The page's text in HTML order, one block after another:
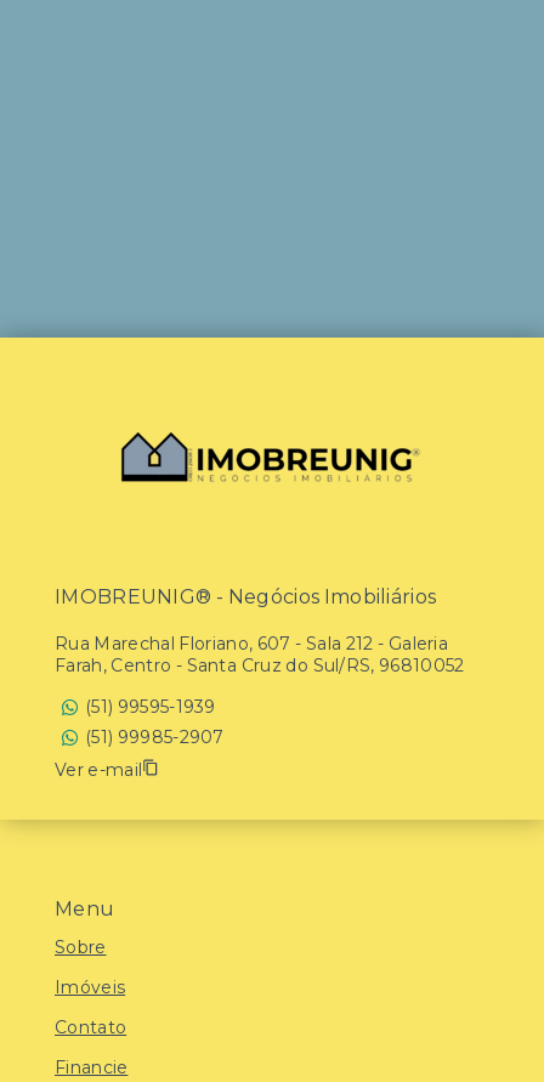
Menu
Sobre
Imóveis
Contato
Financie
IMOBREUNIG® - Negócios Imobiliários
Rua Marechal Floriano, 607 - Sala 212 - Galeria
Farah, Centro - Santa Cruz do Sul/RS, 96810052
(51) 99595-1939
(51) 99985-2907
Ver e-mail